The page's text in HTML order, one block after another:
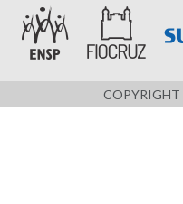
COPYRIGHT